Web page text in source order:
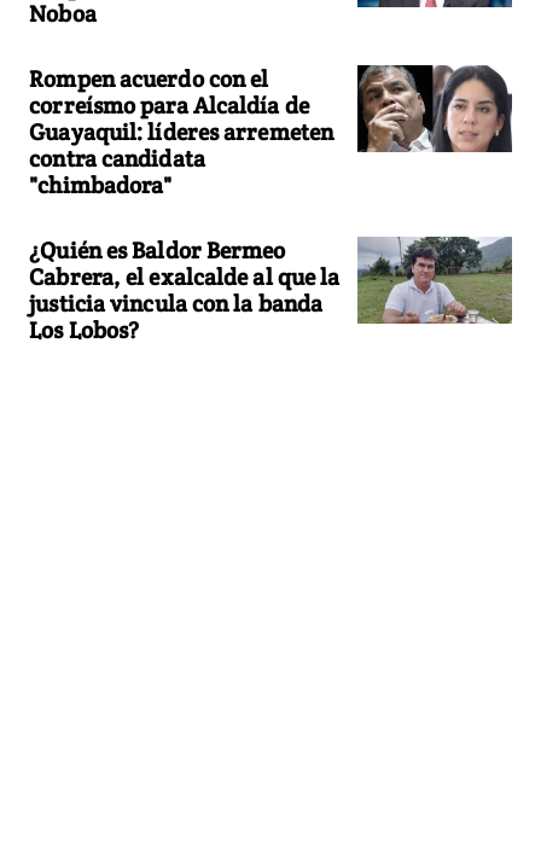
Noboa
Rompen acuerdo con el
correísmo para Alcaldía de
Guayaquil: líderes arremeten
contra candidata
"chimbadora"
¿Quién es Baldor Bermeo
Cabrera, el exalcalde al que la
justicia vincula con la banda
Los Lobos?